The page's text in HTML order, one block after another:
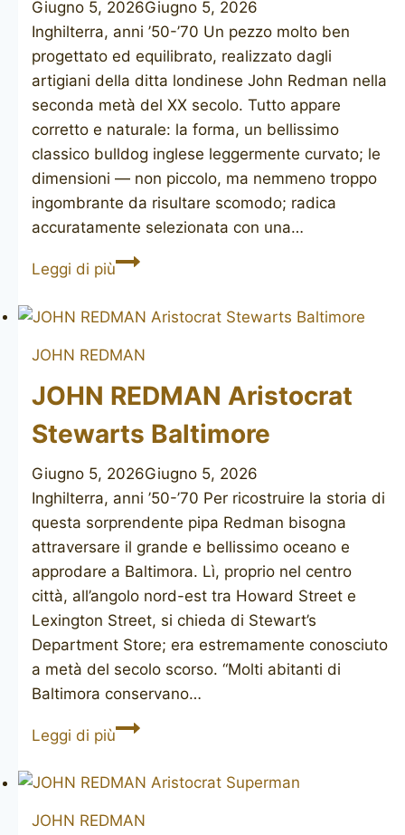
Giugno 5, 2026Giugno 5, 2026
Inghilterra, anni ’50-’70 Un pezzo molto ben
progettato ed equilibrato, realizzato dagli
artigiani della ditta londinese John Redman nella
seconda metà del XX secolo. Tutto appare
corretto e naturale: la forma, un bellissimo
classico bulldog inglese leggermente curvato; le
dimensioni — non piccolo, ma nemmeno troppo
ingombrante da risultare scomodo; radica
accuratamente selezionata con una…
Leggi di piùJOHN
Aristocrat
JOHN REDMAN
JOHN REDMAN Aristocrat
Stewarts Baltimore
Giugno 5, 2026Giugno 5, 2026
Inghilterra, anni ’50-’70 Per ricostruire la storia di
questa sorprendente pipa Redman bisogna
attraversare il grande e bellissimo oceano e
approdare a Baltimora. Lì, proprio nel centro
città, all’angolo nord-est tra Howard Street e
Lexington Street, si chieda di Stewart’s
Department Store; era estremamente conosciuto
a metà del secolo scorso. “Molti abitanti di
Baltimora conservano…
Leggi di piùJOHN
Aristocrat
Baltimore
JOHN REDMAN